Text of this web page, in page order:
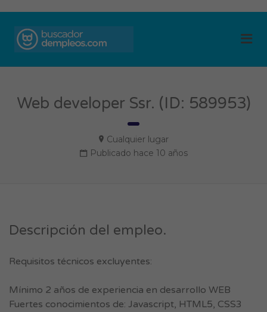
Web developer Ssr. (ID: 589953)
Cualquier lugar
Publicado hace 10 años
Descripción del empleo.
Requisitos técnicos excluyentes:
Mínimo 2 años de experiencia en desarrollo WEB
Fuertes conocimientos de: Javascript, HTML5, CSS3